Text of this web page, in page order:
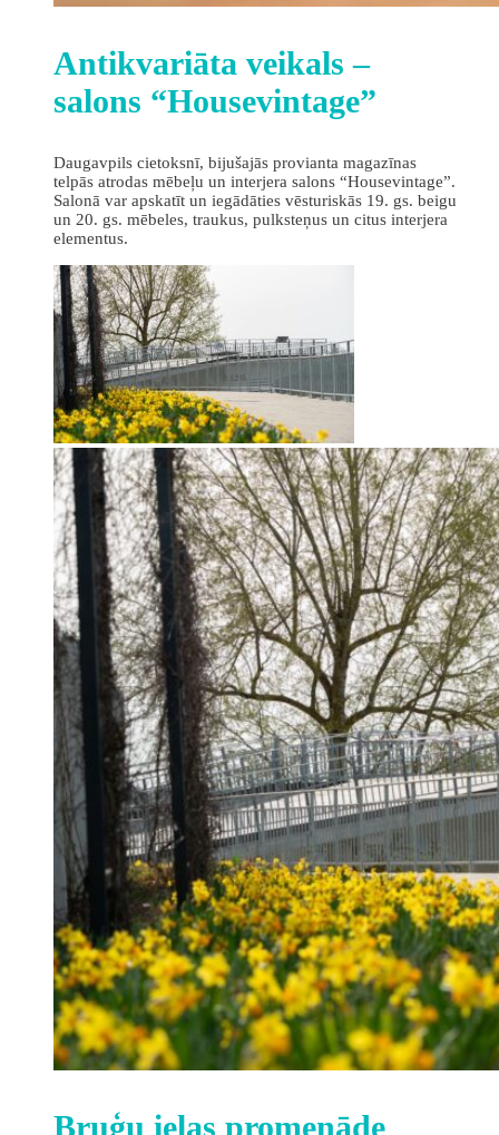
Antikvariāta veikals –
salons “Housevintage”
Daugavpils cietoksnī, bijušajās provianta magazīnas
telpās atrodas mēbeļu un interjera salons “Housevintage”.
Salonā var apskatīt un iegādāties vēsturiskās 19. gs. beigu
un 20. gs. mēbeles, traukus, pulksteņus un citus interjera
elementus.
Bruģu ielas promenāde